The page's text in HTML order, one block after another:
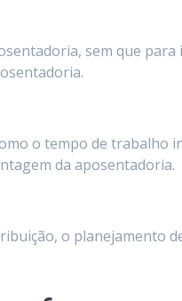
sem que
o tempo de trabalho
da aposentadoria.
o planejamento